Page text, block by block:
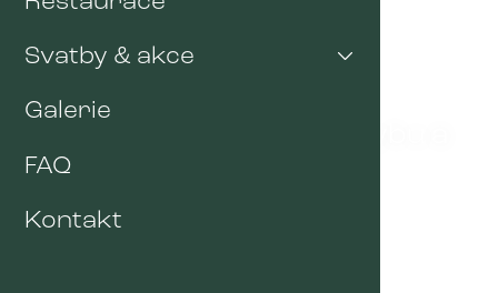
Svatby & akce
Galerie
FAQ
Kontakt